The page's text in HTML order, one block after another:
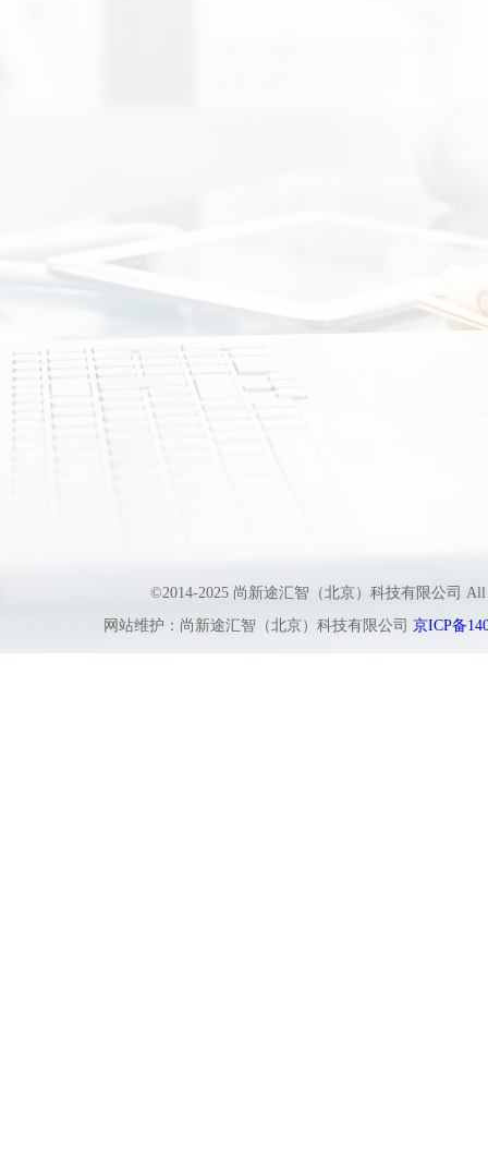
©2014-2025 尚新途汇智（北京）科技有限公司
网站维护：尚新途汇智（北京）科技有限公司 京ICP备